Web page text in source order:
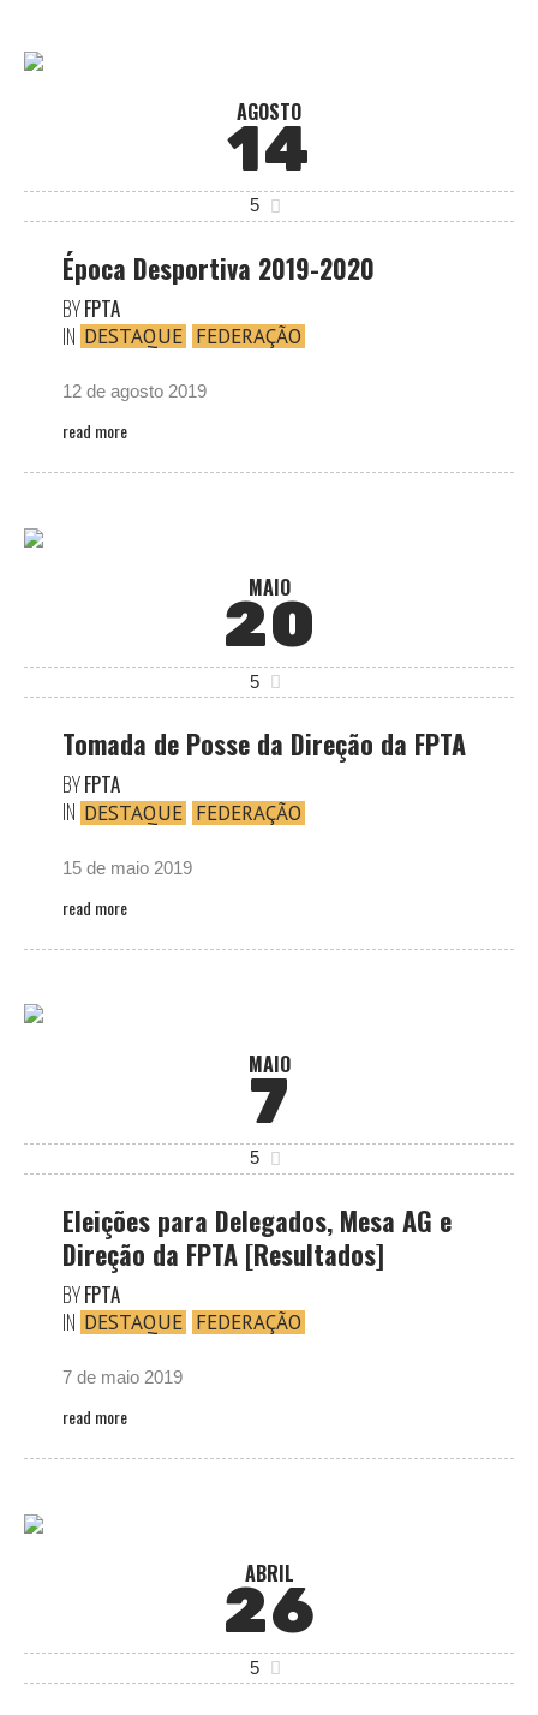
AGOSTO
14
5
Época Desportiva 2019-2020
BYFPTA
IN DESTAQUE FEDERAÇÃO
12 de agosto 2019
read more
MAIO
20
5
Tomada de Posse da Direção da FPTA
BYFPTA
IN DESTAQUE FEDERAÇÃO
15 de maio 2019
read more
MAIO
7
5
Eleições para Delegados, Mesa AG e
Direção da FPTA [Resultados]
BYFPTA
IN DESTAQUE FEDERAÇÃO
7 de maio 2019
read more
ABRIL
26
5